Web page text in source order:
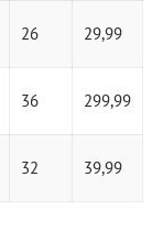
26 29,99
36 299,99
32 39,99